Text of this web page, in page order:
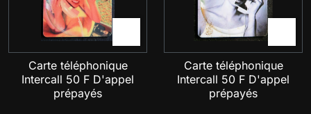
Carte téléphonique
Intercall 50 F D'appel
prépayés
Carte téléphonique
Intercall 50 F D'appel
prépayés